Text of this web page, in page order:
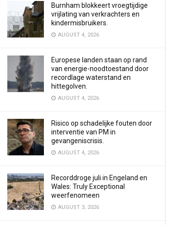
Burnham blokkeert vroegtijdige
vrijlating van verkrachters en
kindermisbruikers.
AUGUST 4, 2026
Europese landen staan op rand
van energie-noodtoestand door
recordlage waterstand en
hittegolven.
AUGUST 4, 2026
Risico op schadelijke fouten door
interventie van PM in
gevangeniscrisis.
AUGUST 4, 2026
Recorddroge juli in Engeland en
Wales: Truly Exceptional
weerfenomeen
AUGUST 3, 2026